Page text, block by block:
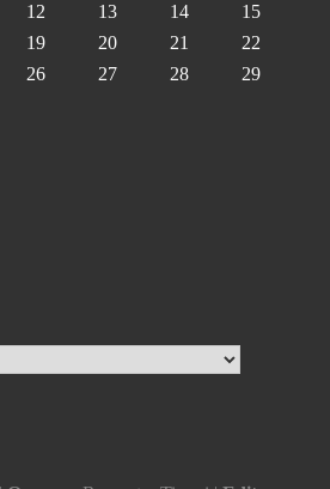
12 13 14
15
19 20 21
22
26 27 28
29